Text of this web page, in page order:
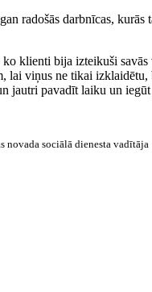
radošās darbnīcas,
klienti bija izteikuši
lai viņus ne tikai
jautri pavadīt laiku un
novada sociālā dienesta vadītāja